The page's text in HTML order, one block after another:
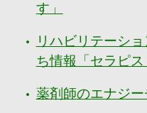
す」
リハビリテーシ
ち情報「セラピス
薬剤師のエナジ